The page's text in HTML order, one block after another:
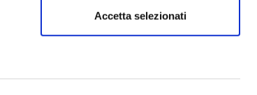
Accetta selezionati